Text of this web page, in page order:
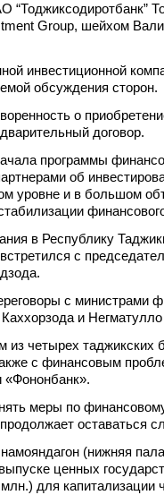
“Тоджиксодиротбанк”
Group, шейхом
инвестиционной
обсуждения сторон.
о
договор.
программы
об
уровне и в большом
в Республику
с
с министрами
и
из четырех
с финансовым
«Фононбанк».
меры по
оставаться
(нижняя
ценных
для капитализации